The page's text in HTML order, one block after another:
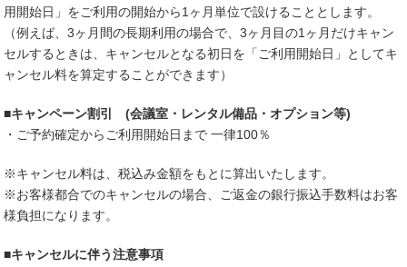
用開始日」をご利用の開始から1ヶ月単位で設けることとします。
（例えば、3ヶ月間の長期利用の場合で、3ヶ月目の1ヶ月だけキャン
セルするときは、キャンセルとなる初日を「ご利用開始日」としてキ
ャンセル料を算定することができます）
■キャンペーン割引 (会議室・レンタル備品・オプション等)
・ご予約確定からご利用開始日まで 一律100％
※キャンセル料は、税込み金額をもとに算出いたします。
※お客様都合でのキャンセルの場合、ご返金の銀行振込手数料はお客
様負担になります。
■キャンセルに伴う注意事項